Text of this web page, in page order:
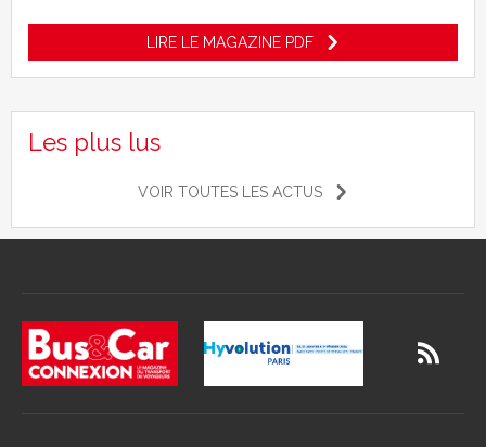
LIRE LE MAGAZINE PDF
Les plus lus
VOIR TOUTES LES ACTUS